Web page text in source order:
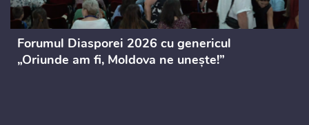
Forumul Diasporei 2026 cu genericul
„Oriunde am fi, Moldova ne unește!”